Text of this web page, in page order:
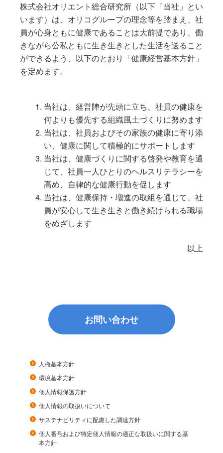
株式会社オリエント総合研究所（以下「当社」とい
います）は、オリコグループの理念等を踏まえ、社
員が心身ともに健康であることは大前提であり、働
きながら公私ともに生き生きとした生活を送ること
ができるよう、以下のとおり「健康経営基本方針」
を定めます。
当社は、経営陣が先頭に立ち、社員の健康を
何よりも優先する組織風土づくりに努めます
当社は、社員およびその家族の健康に寄り添
い、健康に関して積極的にサポートします
当社は、健康づくりに関する啓発や教育を通
じて、社員一人ひとりのヘルスリテラシーを
高め、自律的な健康行動を促します
当社は、健康保持・増進の取組を通じて、社
員が安心して生き生きと働き続けられる職場
をめざします
以上
お問い合わせ
人権基本方針
環境基本方針
個人情報保護方針
個人情報の取扱いについて
サステナビリティに配慮した調達方針
個人番号および特定個人情報の適正な取扱いに関する基
本方針